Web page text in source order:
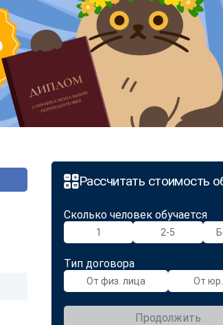
Рассчитать стоимость
Сколько человек обучается
1 2-5
Тип договора
От физ. лица От
Продолжить